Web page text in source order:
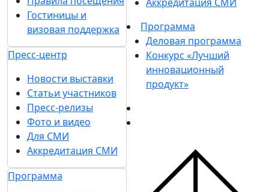
Гостиницы и
визовая поддержка
Пресс-центр
Новости выставки
Статьи участников
Пресс-релизы
Фото и видео
Для СМИ
Аккредитация СМИ
Программа
Программа
Деловая программа
Конкурс «Лучший
инновационный
продукт»